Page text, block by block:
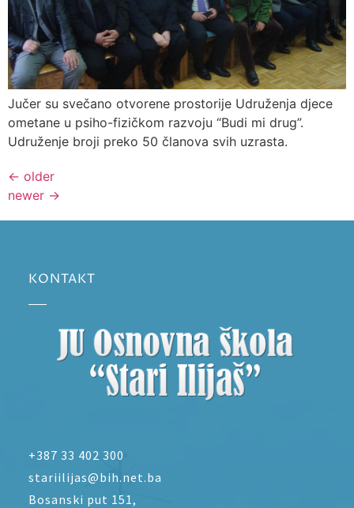
Jučer su svečano otvorene prostorije Udruženja djece
ometane u psiho-fizičkom razvoju “Budi mi drug”.
Udruženje broji preko 50 članova svih uzrasta.
← older
newer →
KONTAKT
+387 33 402 300
stariilijas@bih.net.ba
Bosanski put 151,